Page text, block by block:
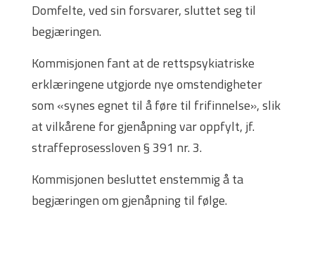
Domfelte, ved sin forsvarer, sluttet seg til
begjæringen.
Kommisjonen fant at de rettspsykiatriske
erklæringene utgjorde nye omstendigheter
som «synes egnet til å føre til frifinnelse», slik
at vilkårene for gjenåpning var oppfylt, jf.
straffeprosessloven § 391 nr. 3.
Kommisjonen besluttet enstemmig å ta
begjæringen om gjenåpning til følge.